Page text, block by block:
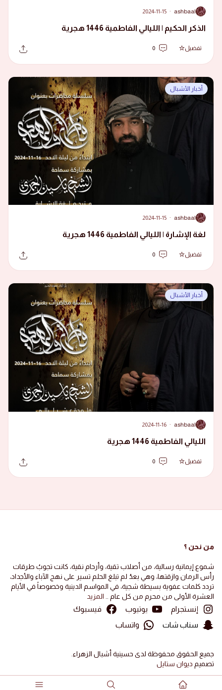
A
ashbaal
·
2024-11-15
الذكر الحكيم | الليالي الفاطمية 1446 هجرية
تفضيل 0
أخبار الأشبال
A
ashbaal
·
2024-11-15
لغة الإشارة | الليالي الفاطمية 1446 هجرية
تفضيل 0
أخبار الأشبال
A
ashbaal
·
2024-11-16
الليالي الفاطمية 1446 هجرية
تفضيل 0
من نحن ؟
شموع إيمانية رسالية، من أصلاب تقية، وأرحام نقية، كانت تجوبُ طرقات
رأس الرمان وازقتها، وهي بعدُ لم تبلغ الحلم تسير على نهج الآباء والأجداد،
تردد كلمات عفوية بسيطة شجية، في المواسم الدينية وخصوصاً في الأيام
العشرة الأولى من محرم من كل عام .. المزيد
إنستجرام يوتيوب
فيسبوك
سناب شات
واتساب
جميع الحقوق محفوظة لدى حسينية أشبال الزهراء.
تصميم ديوان ستايل